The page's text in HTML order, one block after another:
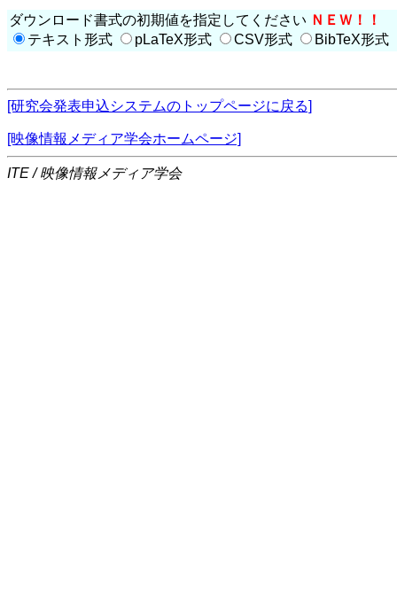
ダウンロード書式の初期値を指定してください ＮＥＷ！！
テキスト形式
pLaTeX形式 CSV形式 BibTeX形式
[研究会発表申込システムのトップページに戻る]
[映像情報メディア学会ホームページ]
ITE / 映像情報メディア学会